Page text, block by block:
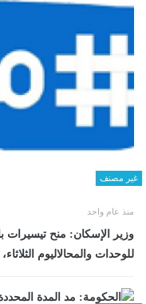
غير مصنف
منذ عام واحد
للوحدات والمحالاليوم الثلاثاء، 6 مايو 2025 05:10 مـ